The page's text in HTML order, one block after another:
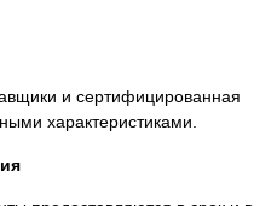
и сертифицированная
характеристиками.